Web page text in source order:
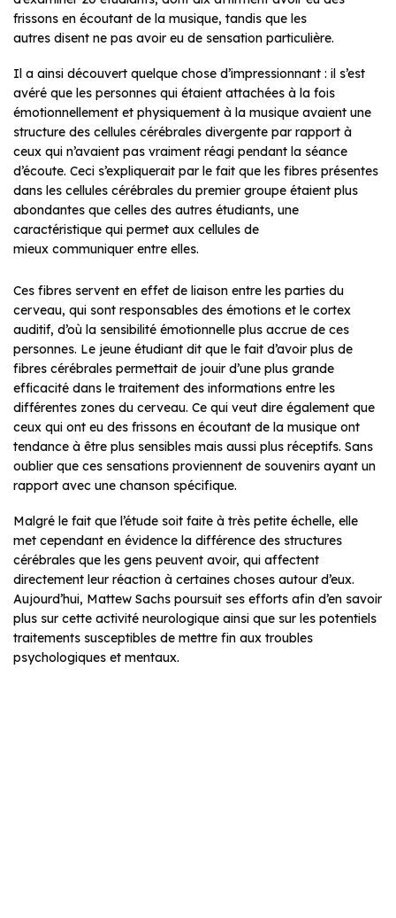
frissons en écoutant de la musique, tandis que les
autres disent ne pas avoir eu de sensation particulière.
Il a ainsi découvert quelque chose d’impressionnant : il s’est
avéré que les personnes qui étaient attachées à la fois
émotionnellement et physiquement à la musique avaient une
structure des cellules cérébrales divergente par rapport à
ceux qui n’avaient pas vraiment réagi pendant la séance
d’écoute. Ceci s’expliquerait par le fait que les fibres présentes
dans les cellules cérébrales du premier groupe étaient plus
abondantes que celles des autres étudiants, une
caractéristique qui permet aux cellules de
mieux communiquer entre elles.
Ces fibres servent en effet de liaison entre les parties du
cerveau, qui sont responsables des émotions et le cortex
auditif, d’où la sensibilité émotionnelle plus accrue de ces
personnes. Le jeune étudiant dit que le fait d’avoir plus de
fibres cérébrales permettait de jouir d’une plus grande
efficacité dans le traitement des informations entre les
différentes zones du cerveau. Ce qui veut dire également que
ceux qui ont eu des frissons en écoutant de la musique ont
tendance à être plus sensibles mais aussi plus réceptifs. Sans
oublier que ces sensations proviennent de souvenirs ayant un
rapport avec une chanson spécifique.
Malgré le fait que l’étude soit faite à très petite échelle, elle
met cependant en évidence la différence des structures
cérébrales que les gens peuvent avoir, qui affectent
directement leur réaction à certaines choses autour d’eux.
Aujourd’hui, Mattew Sachs poursuit ses efforts afin d’en savoir
plus sur cette activité neurologique ainsi que sur les potentiels
traitements susceptibles de mettre fin aux troubles
psychologiques et mentaux.